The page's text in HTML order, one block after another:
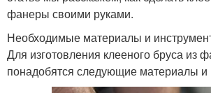
фанеры своими руками.
Необходимые материалы и
Для изготовления клееного бруса из
понадобятся следующие материалы и